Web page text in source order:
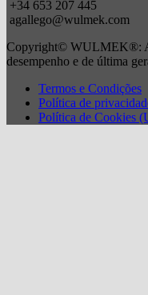
+34 653 207 445
agallego@wulmek.com
Copyright© WULMEK®:
desempenho e de última
Termos e Condições
Política de
Política de Cookies